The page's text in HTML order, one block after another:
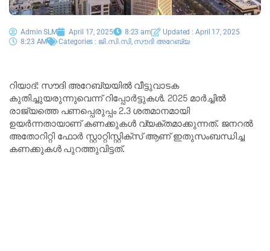
Admin SLM April 17, 2025 8:23 am
Updated : April 17, 2025
8:23 AM
Categories : ജി.സി.സി, സൗദി അറേബ്യ
റിയാദ്: സൗദി അറേബ്യയിൽ വീട്ടുവാടക
കുതിച്ചുയരുന്നുവെന്ന് റിപ്പോർട്ടുകൾ. 2025 മാർച്ചിൽ
രാജ്യത്തെ പണപ്പെരുപ്പം 2.3 ശതമാനമായി
ഉയർന്നതായാണ് കണക്കുകൾ വ്യക്തമാക്കുന്നത്. ജനറൽ
അതോറിറ്റി ഫോർ സ്റ്റാറ്റിസ്റ്റിക്‌സ് ആണ് ഇതുസംബന്ധിച്ച
കണക്കുകൾ പുറത്തുവിട്ടത്.